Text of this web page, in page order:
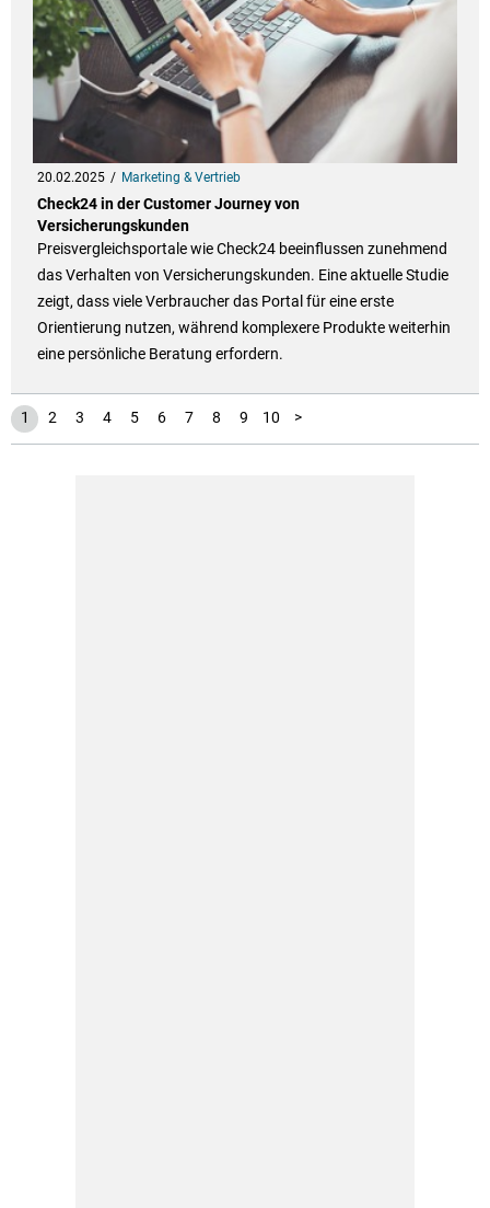
20.02.2025 Marketing & Vertrieb
Check24 in der Customer Journey von
Versicherungskunden
Preisvergleichsportale wie Check24 beeinflussen zunehmend
das Verhalten von Versicherungskunden. Eine aktuelle Studie
zeigt, dass viele Verbraucher das Portal für eine erste
Orientierung nutzen, während komplexere Produkte weiterhin
eine persönliche Beratung erfordern.
1 2 3 4 5 6 7 8 9 10
11 >